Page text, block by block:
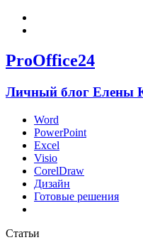
ProOffice24
Личный блог Елены
Word
PowerPoint
Excel
Visio
CorelDraw
Дизайн
Готовые решения
Статьи